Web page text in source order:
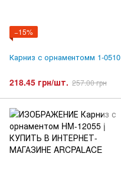
−15%
Карниз с орнаментомм 1-0510
218.45 грн/шт. 257.00 грн